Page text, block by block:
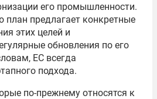
его промышленности.
план предлагает конкретные
этих целей и
обновления по его
ЕС всегда
подхода.
по-прежнему относятся к